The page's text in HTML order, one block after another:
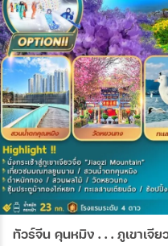
ทัวร์จีน คุนหมิง . . . ภูเขาเจี